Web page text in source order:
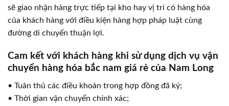
sẽ giao nhận hàng trực tiếp tại kho hay vị trí có hàng hóa
của khách hàng với điều kiện hàng hợp pháp luật cùng
đường di chuyển thuận lợi.
Cam kết với khách hàng khi sử dụng dịch vụ vận
chuyển hàng hóa bắc nam giá rẻ của Nam Long
• Tuân thủ các điều khoản trong hợp đồng đã ký;
• Thời gian vận chuyển chính xác;